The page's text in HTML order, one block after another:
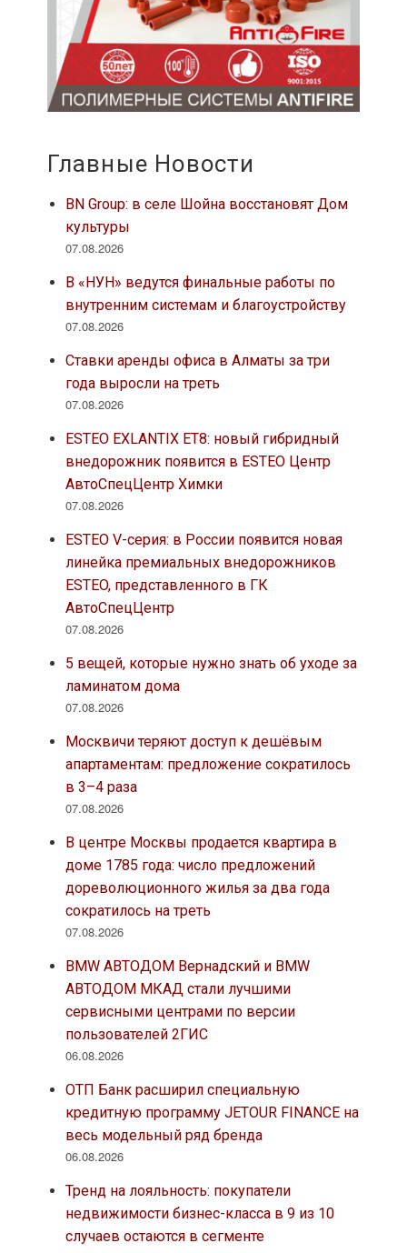
Главные Новости
BN Group: в селе Шойна восстановят Дом
культуры
07.08.2026
В «НУН» ведутся финальные работы по
внутренним системам и благоустройству
07.08.2026
Ставки аренды офиса в Алматы за три
года выросли на треть
07.08.2026
ESTEO EXLANTIX ET8: новый гибридный
внедорожник появится в ESTEO Центр
АвтоСпецЦентр Химки
07.08.2026
ESTEO V-серия: в России появится новая
линейка премиальных внедорожников
ESTEO, представленного в ГК
АвтоСпецЦентр
07.08.2026
5 вещей, которые нужно знать об уходе за
ламинатом дома
07.08.2026
Москвичи теряют доступ к дешёвым
апартаментам: предложение сократилось
в 3–4 раза
07.08.2026
В центре Москвы продается квартира в
доме 1785 года: число предложений
дореволюционного жилья за два года
сократилось на треть
07.08.2026
BMW АВТОДОМ Вернадский и BMW
АВТОДОМ МКАД стали лучшими
сервисными центрами по версии
пользователей 2ГИС
06.08.2026
ОТП Банк расширил специальную
кредитную программу JETOUR FINANCE на
весь модельный ряд бренда
06.08.2026
Тренд на лояльность: покупатели
недвижимости бизнес-класса в 9 из 10
случаев остаются в сегменте